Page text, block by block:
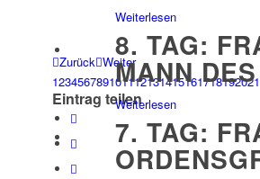
Weiterlesen
8. TAG:
MANN
Weiterlesen
7. TAG:
Zurück Weiter
123456789101112131415161718192021
Eintrag teilen